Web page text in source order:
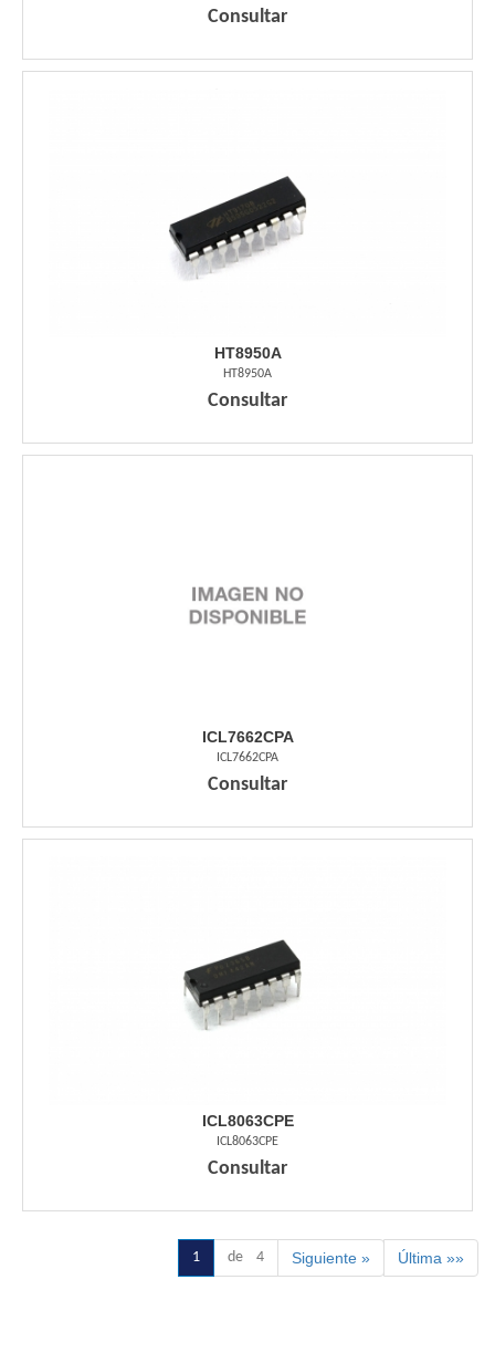
Consultar
HT8950A
HT8950A
Consultar
ICL7662CPA
ICL7662CPA
Consultar
ICL8063CPE
ICL8063CPE
Consultar
1 de 4 Siguiente » Última »»